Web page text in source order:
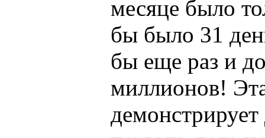
месяце было
бы было 31
бы еще раз и
миллионов!